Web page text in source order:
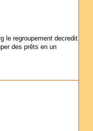
le regroupement decredit
des prêts en un